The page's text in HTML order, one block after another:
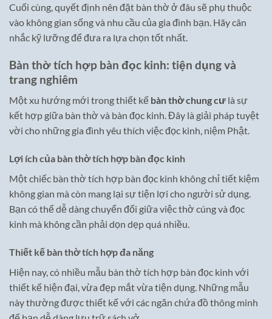
Cuối cùng, quyết định nên đặt bàn thờ ở đâu sẽ phụ thuộc
vào không gian sống và nhu cầu của gia đình bạn. Hãy cân
nhắc kỹ lưỡng để đưa ra lựa chọn tốt nhất.
Bàn thờ tích hợp bàn đọc kinh: tiện dụng và
trang nghiêm
Một xu hướng mới trong thiết kế bàn thờ chung cư là sự
kết hợp giữa bàn thờ và bàn đọc kinh. Đây là giải pháp tuyệt
vời cho những gia đình yêu thích việc đọc kinh, niệm Phật.
Lợi ích của bàn thờ tích hợp bàn đọc kinh
Một chiếc bàn thờ tích hợp bàn đọc kinh không chỉ tiết kiệm
không gian mà còn mang lại sự tiện lợi cho người sử dụng.
Bạn có thể dễ dàng chuyển đổi giữa việc thờ cúng và đọc
kinh mà không cần phải dọn dẹp quá nhiều.
Thiết kế bàn thờ tích hợp đa năng
Hiện nay, có nhiều mẫu bàn thờ tích hợp bàn đọc kinh với
thiết kế hiện đại, vừa đẹp mắt vừa tiện dụng. Những mẫu
này thường được thiết kế với các ngăn chứa đồ thông minh